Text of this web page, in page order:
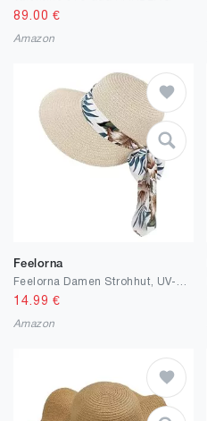
89.00 €
Amazon
Feelorna
14.99 €
Amazon